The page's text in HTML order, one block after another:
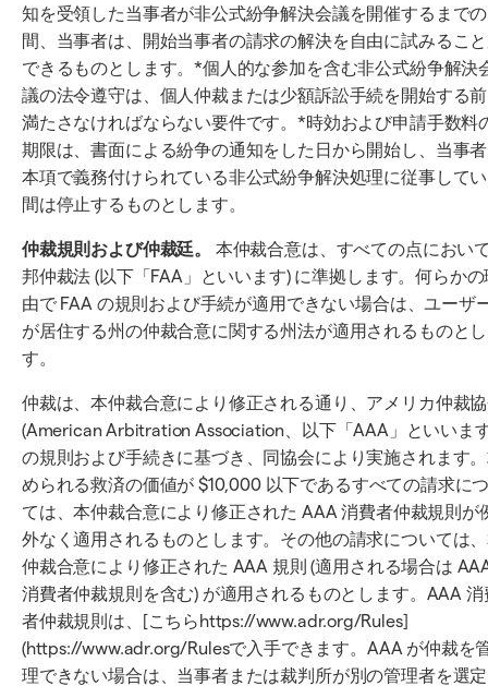
知を受領した当事者が非公式紛争解決会議を開催するまでの
間、当事者は、開始当事者の請求の解決を自由に試みるこ
できるものとします。*個人的な参加を含む非公式紛争解決
議の法令遵守は、個人仲裁または少額訴訟手続を開始する
満たさなければならない要件です。*時効および申請手数料
期限は、書面による紛争の通知をした日から開始し、当事
本項で義務付けられている非公式紛争解決処理に従事して
間は停止するものとします。
仲裁規則および仲裁廷。
本仲裁合意は、すべての点におい
邦仲裁法 (以下「FAA」といいます) に準拠します。何らかの
由で FAA の規則および手続が適用できない場合は、ユーザ
が居住する州の仲裁合意に関する州法が適用されるものと
す。
仲裁は、本仲裁合意により修正される通り、アメリカ仲裁
(American Arbitration Association、以下「AAA」といいま
の規則および手続きに基づき、同協会により実施されます
められる救済の価値が $10,000 以下であるすべての請求に
ては、本仲裁合意により修正された AAA 消費者仲裁規則が
外なく適用されるものとします。その他の請求については
仲裁合意により修正された AAA 規則 (適用される場合は
消費者仲裁規則を含む) が適用されるものとします。AAA 消
者仲裁規則は、[こちらhttps://www.adr.org/Rules]
(https://www.adr.org/Rulesで入手できます。AAA が仲裁を
理できない場合は、当事者または裁判所が別の管理者を選